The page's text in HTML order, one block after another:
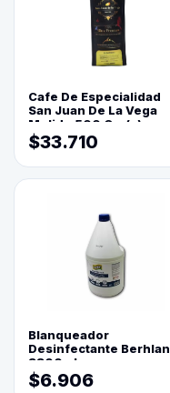
Cafe De Especialidad
San Juan De La Vega
Molido 500 Grs(=)
$33.710
Blanqueador
Desinfectante Berhlan
3800ml
$6.906